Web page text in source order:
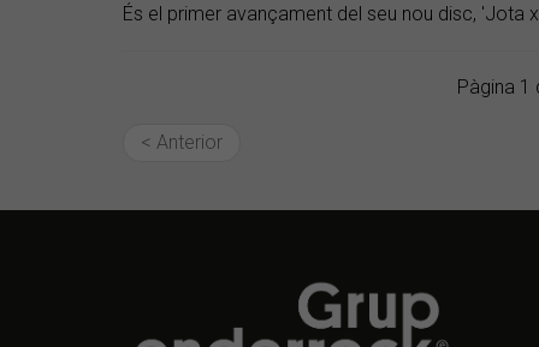
És el primer avançament del seu nou disc, 'Jota
Pàgina 1
< Anterior